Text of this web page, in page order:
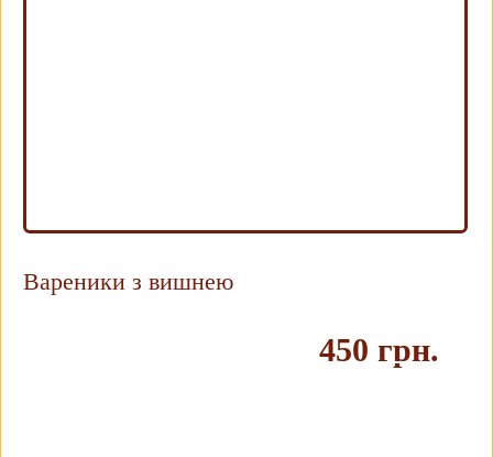
Вареники з вишнею
450 грн.